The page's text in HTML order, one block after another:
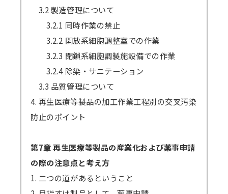
3.2 製造管理について
3.2.1 同時作業の禁止
3.2.2 開放系細胞調整室での作業
3.2.3 閉鎖系細胞調製施設備での作業
3.2.4 除染・サニテーション
3.3 品質管理について
4. 再生医療等製品の加工作業工程別の交叉汚染
防止のポイント
第7章 再生医療等製品の産業化および薬事申請
の際の注意点と考え方
1. 二つの道があるということ